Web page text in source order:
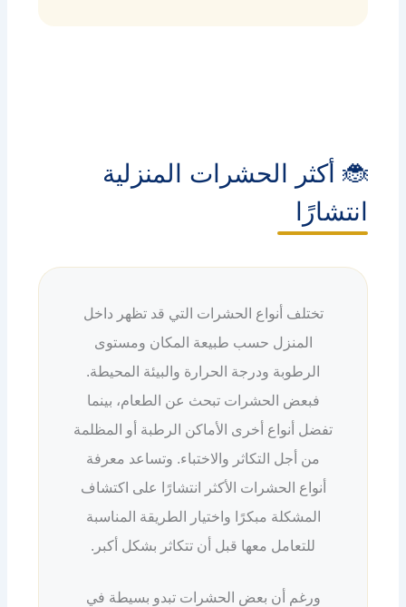
🐞 أكثر الحشرات المنزلية
انتشارًا
تختلف أنواع الحشرات التي قد تظهر داخل
المنزل حسب طبيعة المكان ومستوى
الرطوبة ودرجة الحرارة والبيئة المحيطة.
فبعض الحشرات تبحث عن الطعام، بينما
تفضل أنواع أخرى الأماكن الرطبة أو المظلمة
من أجل التكاثر والاختباء. وتساعد معرفة
أنواع الحشرات الأكثر انتشارًا على اكتشاف
المشكلة مبكرًا واختيار الطريقة المناسبة
للتعامل معها قبل أن تتكاثر بشكل أكبر.
ورغم أن بعض الحشرات تبدو بسيطة في